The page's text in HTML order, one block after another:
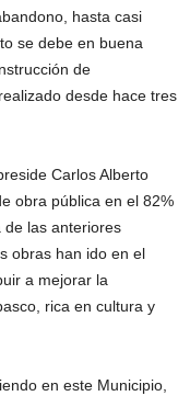
hasta casi
se debe en buena
de
desde hace tres
Carlos Alberto
obra pública en el 82%
de las anteriores
obras han ido en el
a mejorar la
rica en cultura y
en este Municipio,